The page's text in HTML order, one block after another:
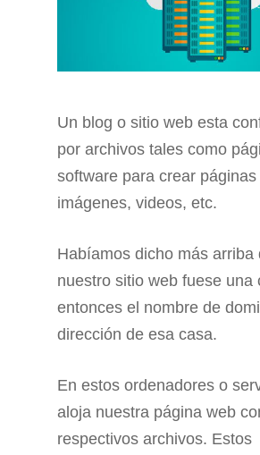
Un blog o sitio web esta
por archivos tales como
software para crear páginas
imágenes, videos, etc.
Habíamos dicho más arriba
nuestro sitio web fuese una
entonces el nombre de
dirección de esa casa.
En estos ordenadores o
aloja nuestra página web
respectivos archivos. Estos